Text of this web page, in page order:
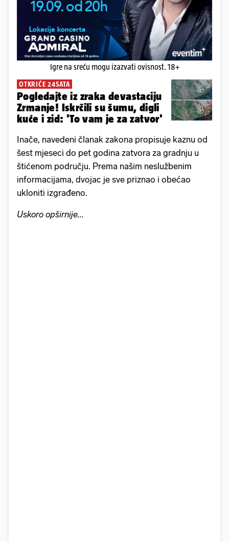
Igre na sreću mogu izazvati ovisnost. 18+
OTKRIĆE 24SATA
Pogledajte iz zraka devastaciju
Zrmanje! Iskrčili su šumu, digli
kuće i zid: 'To vam je za zatvor'
Inače, navedeni članak zakona propisuje kaznu od
šest mjeseci do pet godina zatvora za gradnju u
štićenom području. Prema našim neslužbenim
informacijama, dvojac je sve priznao i obećao
ukloniti izgrađeno.
Uskoro opširnije...